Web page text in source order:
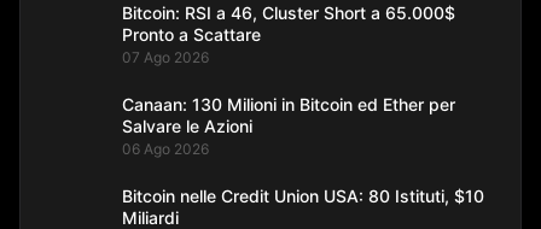
Bitcoin: RSI a 46, Cluster Short a 65.000$
Pronto a Scattare
07 Ago 2026
Canaan: 130 Milioni in Bitcoin ed Ether per
Salvare le Azioni
06 Ago 2026
Bitcoin nelle Credit Union USA: 80 Istituti, $10
Miliardi